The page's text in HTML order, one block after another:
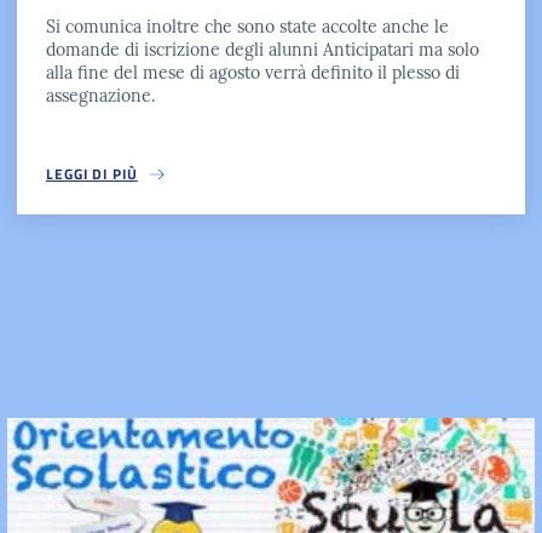
Si comunica inoltre che sono state accolte anche le
domande di iscrizione degli alunni Anticipatari ma solo
alla fine del mese di agosto verrà definito il plesso di
assegnazione.
LEGGI DI PIÙ